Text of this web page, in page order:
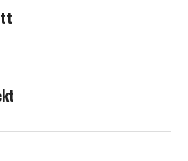
som låter
tätning säkert och
CleanLine60